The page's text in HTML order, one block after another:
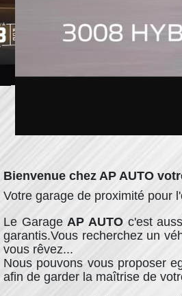
Bienvenue chez AP AUTO
Votre garage de proximité pour
Le GarageAP AUTOc'est
garantis.Vous recherchez un
vous rêvez...
Nous pouvons vous proposer
afin de garder la maîtrise de